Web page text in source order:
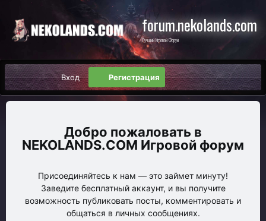
forum.nekolands.com
Лучший Игровой Форум
Вход Регистрация
NEKOLANDS.COM Игровой форум
Присоединяйтесь к нам — это займет минуту!
Заведите бесплатный аккаунт, и вы получите
возможность публиковать посты, комментировать и
общаться в личных сообщениях.